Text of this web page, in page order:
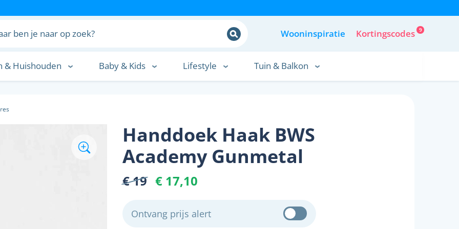
Wooninspiratie Kortingscodes 9
& Huishouden Baby & Kids Lifestyle Tuin & Balkon
Handdoek Haak BWS
Academy Gunmetal
€ 19 € 17,10
Ontvang prijs alert